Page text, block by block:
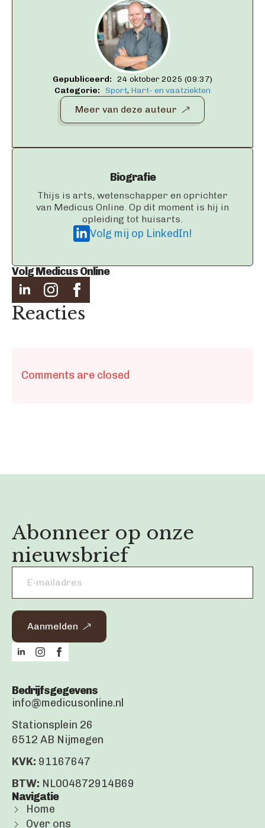
Gepubliceerd: 24 oktober 2025 (09:37)
Categorie: Sport Hart- en vaatziekten
Meer van deze auteur
Biografie
Thijs is arts, wetenschapper en oprichter
van Medicus Online. Op dit moment is hij in
opleiding tot huisarts.
Volg mij op LinkedIn!
Volg Medicus Online
Reacties
Comments are closed
Abonneer op onze
nieuwsbrief
Email
address
Aanmelden
Bedrijfsgegevens
info@medicusonline.nl
Stationsplein 26
6512 AB Nijmegen
KVK: 91167647
BTW: NL004872914B69
Navigatie
Home
Over ons